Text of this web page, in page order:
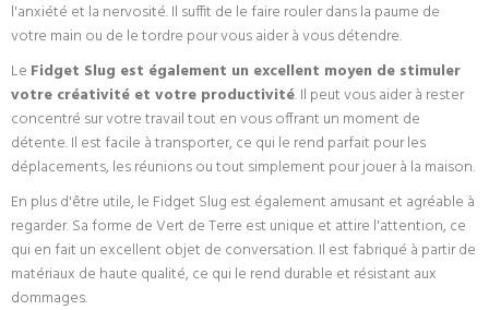
l'anxiété et la nervosité. Il suffit de le faire rouler dans la paume de
votre main ou de le tordre pour vous aider à vous détendre.
Le Fidget Slug est également un excellent moyen de stimuler
votre créativité et votre productivité. Il peut vous aider à rester
concentré sur votre travail tout en vous offrant un moment de
détente. Il est facile à transporter, ce qui le rend parfait pour les
déplacements, les réunions ou tout simplement pour jouer à la maison.
En plus d'être utile, le Fidget Slug est également amusant et agréable à
regarder. Sa forme de Vert de Terre est unique et attire l'attention, ce
qui en fait un excellent objet de conversation. Il est fabriqué à partir de
matériaux de haute qualité, ce qui le rend durable et résistant aux
dommages.